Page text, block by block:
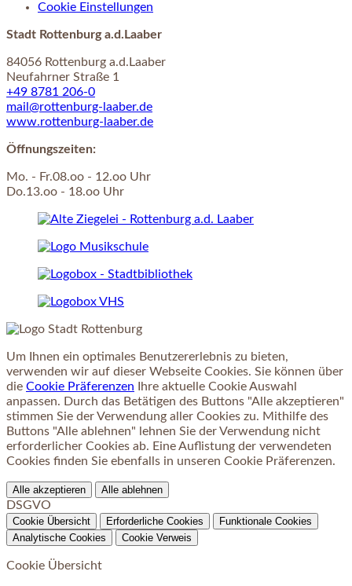
Cookie Einstellungen
Stadt Rottenburg a.d.Laaber
84056 Rottenburg a.d.Laaber
Neufahrner Straße 1
+49 8781 206-0
mail@rottenburg-laaber.de
www.rottenburg-laaber.de
Öffnungszeiten:
Mo. - Fr.08.oo - 12.oo Uhr
Do.13.oo - 18.oo Uhr
Um Ihnen ein optimales Benutzererlebnis zu bieten,
verwenden wir auf dieser Webseite Cookies. Sie können über
die Cookie Präferenzen Ihre aktuelle Cookie Auswahl
anpassen. Durch das Betätigen des Buttons "Alle akzeptieren"
stimmen Sie der Verwendung aller Cookies zu. Mithilfe des
Buttons "Alle ablehnen" lehnen Sie der Verwendung nicht
erforderlicher Cookies ab. Eine Auflistung der verwendeten
Cookies finden Sie ebenfalls in unseren Cookie Präferenzen.
Alle akzeptieren Alle ablehnen
DSGVO
Cookie Übersicht Erforderliche Cookies
Funktionale Cookies
Analytische Cookies
Cookie Verweis
Cookie Übersicht